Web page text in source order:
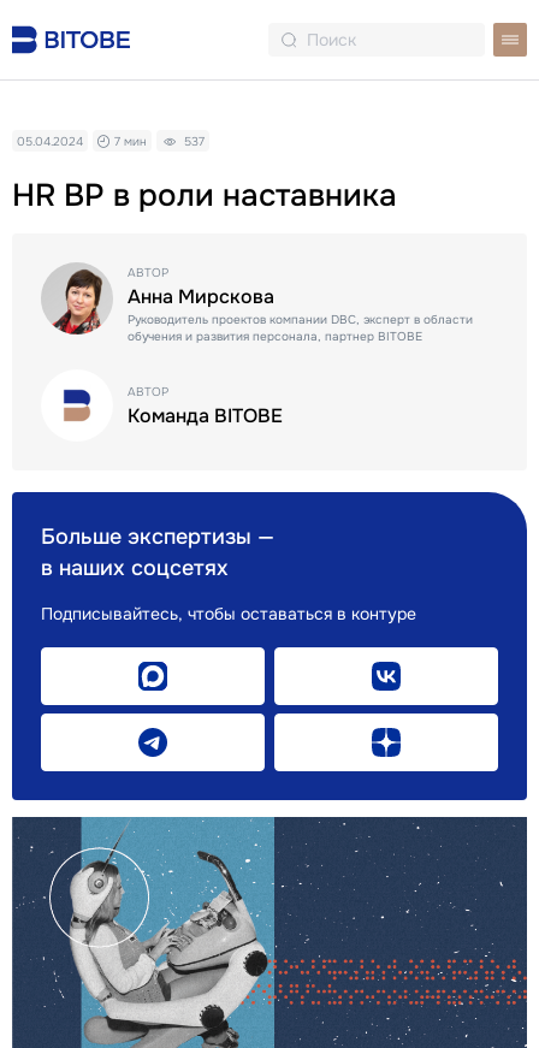
HR BP в роли наставника
05.04.2024 7 мин 537
Больше экспертизы —
в наших соцсетях
Подписывайтесь, чтобы оставаться в контуре
АВТОР
Анна Мирскова
Руководитель проектов компании DBC, эксперт в области
обучения и развития персонала, партнер BITOBE
АВТОР
Команда BITOBE